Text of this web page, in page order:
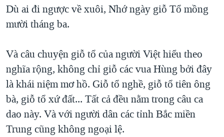
VĂN HOÁ
THỂ THAO
GIÁO DỤC
TRỊNH VĨNH BÌNH - NGƯỜI HẠ 'BÊN THẮNG CUỘC'
GROUND ZERO – XƯA VÀ NAY
CÁC GIÁ TRỊ CỘNG HÒA Ở VIỆT NAM
THƯỢNG ĐỈNH TRUMP-KIM TẠI VIỆT NAM
TRỊNH VĨNH BÌNH VS. CHÍNH PHỦ VIỆT NAM
NGƯ DÂN VIỆT VÀ LÀN SÓNG TRỘM HẢI SÂM
BÊN KIA QUỐC LỘ: TIẾNG VỌNG TỪ NÔNG THÔN MỸ
Ngôn ngữ khác
Dù ai đi ngược về xuôi, Nhớ ngày giỗ Tổ mồng
mười tháng ba.
Và câu chuyện giỗ tổ của người Việt hiểu theo
nghĩa rộng, không chỉ giỗ các vua Hùng bởi đây
là khái niệm mơ hồ. Giỗ tổ nghề, giỗ tổ tiên ông
bà, giỗ tổ xứ đất... Tất cả đều nằm trong câu ca
dao này. Và với người dân các tỉnh Bắc miền
Trung cũng không ngoại lệ.